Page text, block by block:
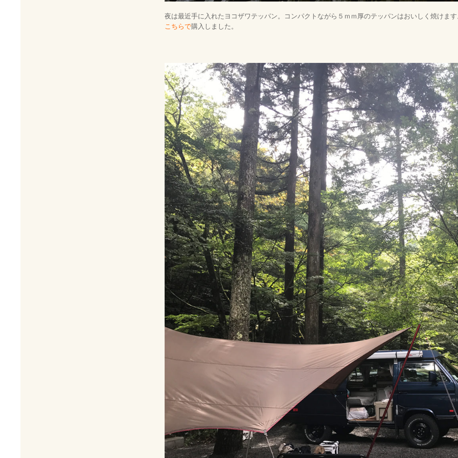
夜は最近手に入れたヨコザワテッパン。コンパクトながら５ｍｍ厚のテッパンはおいしく焼けま
こちらで購入しました。